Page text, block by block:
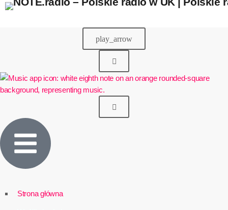
play_arrow
Strona główna